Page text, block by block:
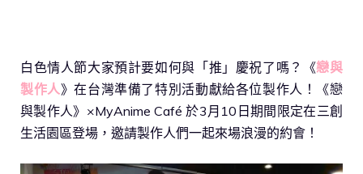
白色情人節大家預計要如何與「推」慶祝了嗎？《戀與
製作人》在台灣準備了特別活動獻給各位製作人！《戀
與製作人》×MyAnime Café 於3月10日期間限定在三創
生活園區登場，邀請製作人們一起來場浪漫的約會！